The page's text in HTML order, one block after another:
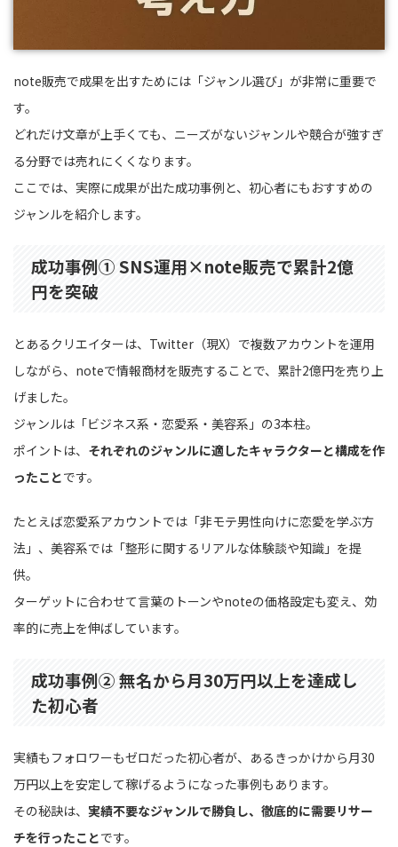
note販売で成果を出すためには「ジャンル選び」が非常に重要で
す。
どれだけ文章が上手くても、ニーズがないジャンルや競合が強すぎ
る分野では売れにくくなります。
ここでは、実際に成果が出た成功事例と、初心者にもおすすめの
ジャンルを紹介します。
成功事例① SNS運用×note販売で累計2億
円を突破
とあるクリエイターは、Twitter（現X）で複数アカウントを運用
しながら、noteで情報商材を販売することで、累計2億円を売り上
げました。
ジャンルは「ビジネス系・恋愛系・美容系」の3本柱。
ポイントは、 それぞれのジャンルに適したキャラクターと構成を作
ったことです。
たとえば恋愛系アカウントでは「非モテ男性向けに恋愛を学ぶ方
法」、美容系では「整形に関するリアルな体験談や知識」を提
供。
ターゲットに合わせて言葉のトーンやnoteの価格設定も変え、効
率的に売上を伸ばしています。
成功事例② 無名から月30万円以上を達成し
た初心者
実績もフォロワーもゼロだった初心者が、あるきっかけから月30
万円以上を安定して稼げるようになった事例もあります。
その秘訣は、 実績不要なジャンルで勝負し、徹底的に需要リサー
チを行ったことです。